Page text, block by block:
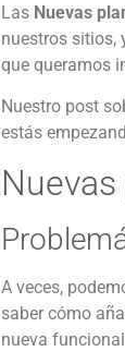
Las Nuevas
nuestros sitios,
que queramos
Nuestro post
estás
A veces,
saber cómo
nueva